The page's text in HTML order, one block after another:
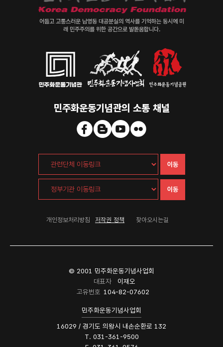
어둡고 고통스러운 남영동 대공분실의 역사를 기억하는 동시에 미
래 민주주의를 위한 공간으로 발돋움합니다.
민주화운동기념관의 소통 채널
이동
이동
개인정보처리방침 저작권 정책 찾아오시는길
© 2001 민주화운동기념사업회
대표자
이재오
고유번호 104-82-07602
민주화운동기념사업회
16029 / 경기도 의왕시 내손순환로 132
T. 031-361-9500